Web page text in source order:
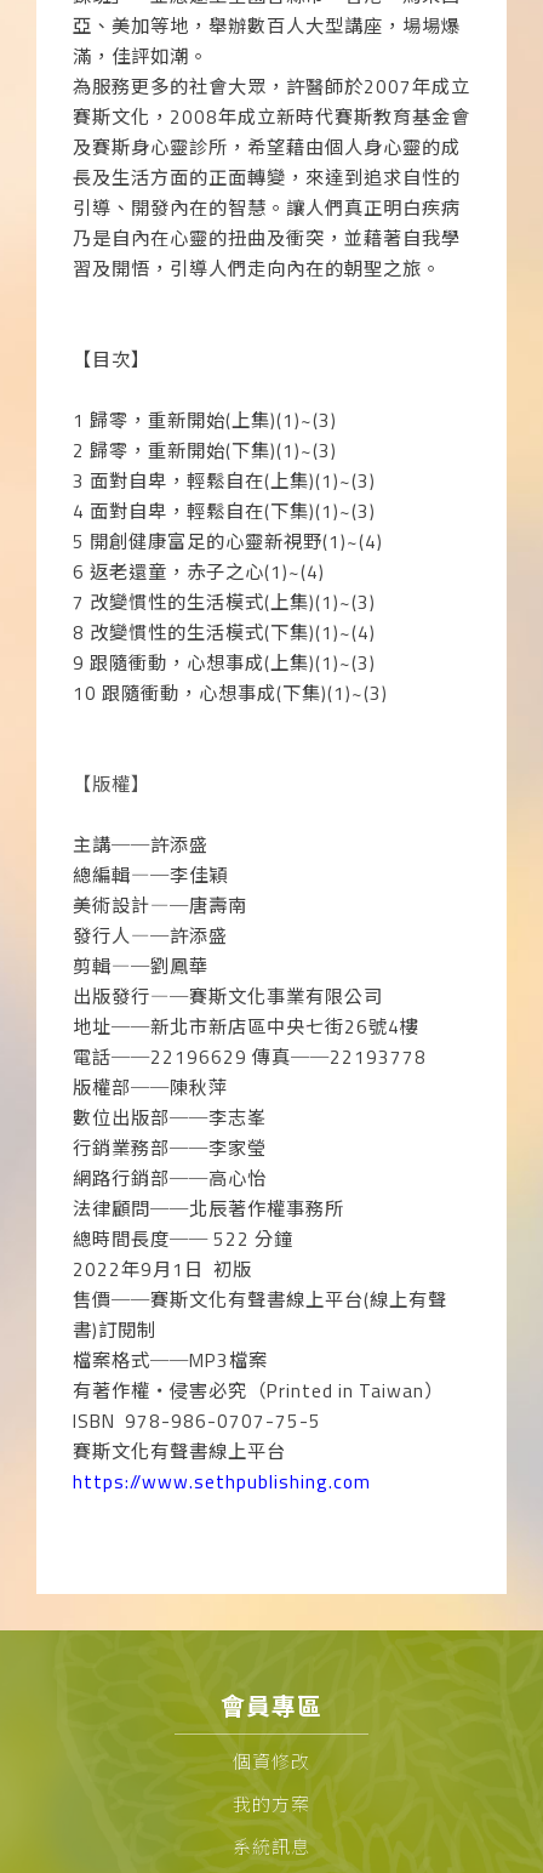
亞、美加等地，舉辦數百人大型講座，場場爆
滿，佳評如潮。
為服務更多的社會大眾，許醫師於2007年成立
賽斯文化， 2008年成立新時代賽斯教育基金會
及賽斯身心靈診所，希望藉由個人身心靈的成
長及生活方面的正面轉變，來達到追求自性的
引導、開發內在的智慧。讓人們真正明白疾病
乃是自內在心靈的扭曲及衝突，並藉著自我學
習及開悟，引導人們走向內在的朝聖之旅。
【目次】
1 歸零，重新開始(上集)(1)~(3)
2 歸零，重新開始(下集)(1)~(3)
3 面對自卑，輕鬆自在(上集)(1)~(3)
4 面對自卑，輕鬆自在(下集)(1)~(3)
5 開創健康富足的心靈新視野(1)~(4)
6 返老還童，赤子之心(1)~(4)
7 改變慣性的生活模式(上集)(1)~(3)
8 改變慣性的生活模式(下集)(1)~(4)
9 跟隨衝動，心想事成(上集)(1)~(3)
10 跟隨衝動，心想事成(下集)(1)~(3)
【版權】
主講──許添盛
總編輯―─李佳穎
美術設計―─唐壽南
發行人―─許添盛
剪輯―─劉鳳華
出版發行―─賽斯文化事業有限公司
地址──新北市新店區中央七街26號4樓
電話──22196629 傳真──22193778
版權部──陳秋萍
數位出版部──李志峯
行銷業務部──李家瑩
網路行銷部──高心怡
法律顧問──北辰著作權事務所
總時間長度──522 分鐘
2022年9月 1 日 初版
售價──賽斯文化有聲書線上平台(線上有聲
書)訂閱制
檔案格式──MP3檔案
有著作權‧侵害必究（Printed in Taiwan）
ISBN 978-986-0707-75-5
賽斯文化有聲書線上平台
https://www.sethpublishing.com
會員專區
個資修改
我的方案
系統訊息